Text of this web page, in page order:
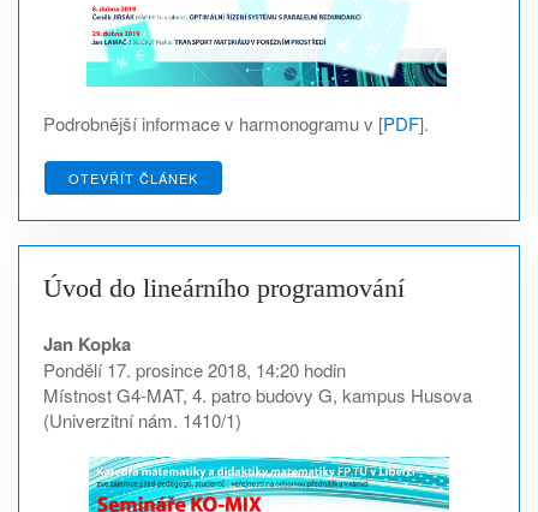
Podrobnější informace v harmonogramu v [PDF].
OTEVŘÍT ČLÁNEK
Úvod do lineárního programování
Jan Kopka
Pondělí 17. prosince 2018, 14:20 hodin
Místnost G4-MAT, 4. patro budovy G, kampus Husova
(Univerzitní nám. 1410/1)